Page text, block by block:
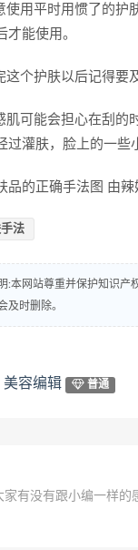
使用平时用惯了的护
才能使用。
这个护肤以后记得要
肌可能会担心在刮的
过灌肤，脸上的一些
品的正确手法图 由辣
法
:本网站尊重并保护知识产
及时删除。
美容编辑 普通
家有没有跟小编一样的